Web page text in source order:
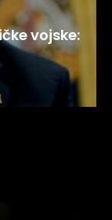
vojske: